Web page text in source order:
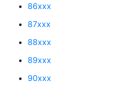
86xxx
87xxx
88xxx
89xxx
90xxx